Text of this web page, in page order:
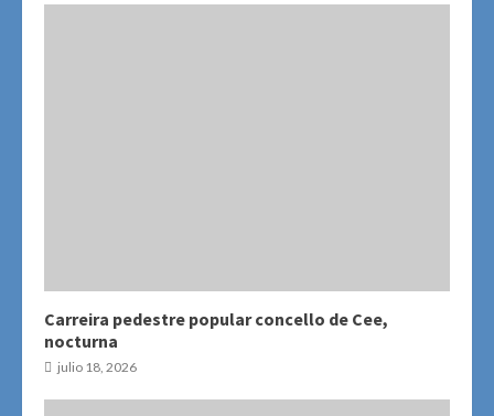
Carreira pedestre popular concello de Cee,
nocturna
julio 18, 2026